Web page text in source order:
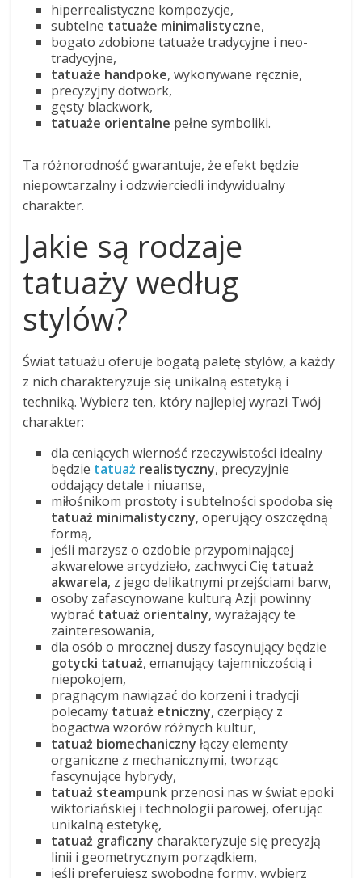
hiperrealistyczne kompozycje,
subtelne tatuaże minimalistyczne,
bogato zdobione tatuaże tradycyjne i neo-
tradycyjne,
tatuaże handpoke, wykonywane ręcznie,
precyzyjny dotwork,
gęsty blackwork,
tatuaże orientalne pełne symboliki.
Ta różnorodność gwarantuje, że efekt będzie
niepowtarzalny i odzwierciedli indywidualny
charakter.
Jakie są rodzaje
tatuaży według
stylów?
Świat tatuażu oferuje bogatą paletę stylów, a każdy
z nich charakteryzuje się unikalną estetyką i
techniką. Wybierz ten, który najlepiej wyrazi Twój
charakter:
dla ceniących wierność rzeczywistości idealny
będzie tatuaż realistyczny, precyzyjnie
oddający detale i niuanse,
miłośnikom prostoty i subtelności spodoba się
tatuaż minimalistyczny, operujący oszczędną
formą,
jeśli marzysz o ozdobie przypominającej
akwarelowe arcydzieło, zachwyci Cię tatuaż
akwarela, z jego delikatnymi przejściami barw,
osoby zafascynowane kulturą Azji powinny
wybrać tatuaż orientalny, wyrażający te
zainteresowania,
dla osób o mrocznej duszy fascynujący będzie
gotycki tatuaż, emanujący tajemniczością i
niepokojem,
pragnącym nawiązać do korzeni i tradycji
polecamy tatuaż etniczny, czerpiący z
bogactwa wzorów różnych kultur,
tatuaż biomechaniczny łączy elementy
organiczne z mechanicznymi, tworząc
fascynujące hybrydy,
tatuaż steampunk przenosi nas w świat epoki
wiktoriańskiej i technologii parowej, oferując
unikalną estetykę,
tatuaż graficzny charakteryzuje się precyzją
linii i geometrycznym porządkiem,
jeśli preferujesz swobodne formy, wybierz